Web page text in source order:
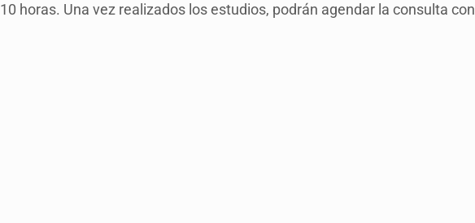
horas. Una vez realizados los estudios, podrán agendar la consulta con